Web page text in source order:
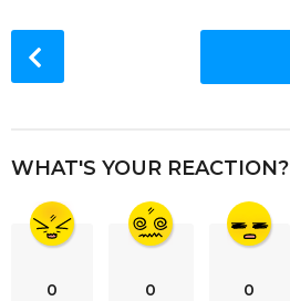
o
P
WHAT'S YOUR REACTION?
0 0 0